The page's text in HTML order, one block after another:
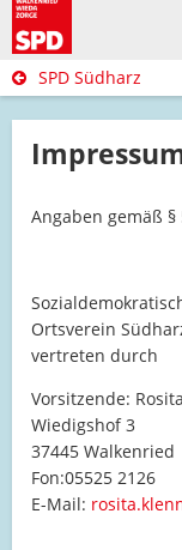
SPD Südharz
Angaben gemäß §
Ortsverein
vertreten durch
Vorsitzende:
Wiedigshof 3
37445 Walkenried
Fon:05525 2126
E-Mail: